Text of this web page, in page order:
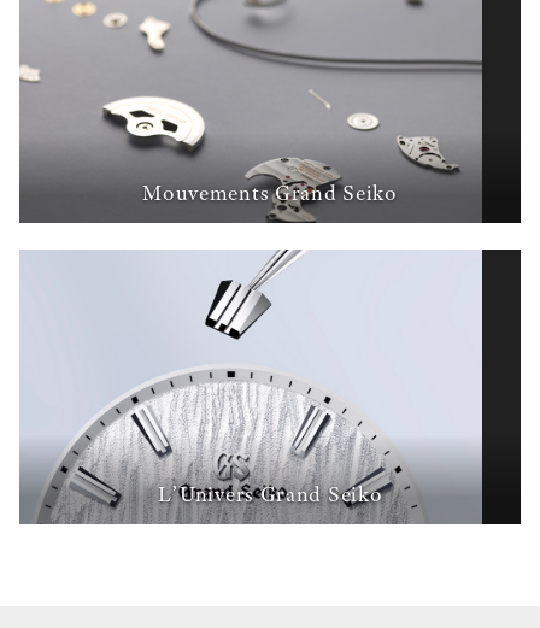
Mouvements Grand Seiko
L’Univers Grand Seiko